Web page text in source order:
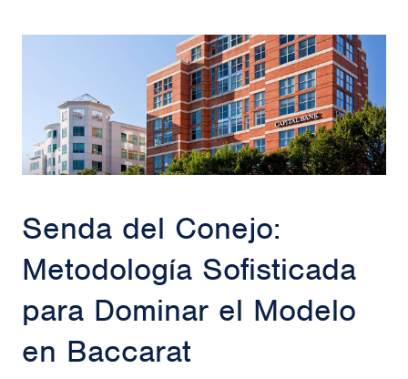
Senda del Conejo:
Metodología Sofisticada
para Dominar el Modelo
en Baccarat